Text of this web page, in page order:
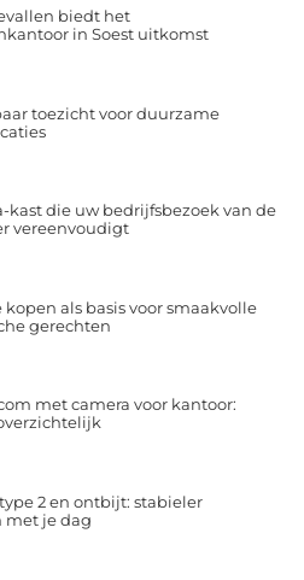
biedt het
in Soest uitkomst
toezicht voor duurzame
kast die uw bedrijfsbezoek van de
vereenvoudigt
kopen als basis voor smaakvolle
gerechten
met camera voor kantoor:
2 en ontbijt: stabieler
met je dag